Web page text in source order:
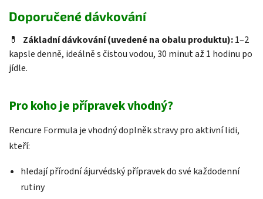
Doporučené dávkování
💊 Základní dávkování (uvedené na obalu produktu):1–2
kapsle denně, ideálně s čistou vodou, 30 minut až 1 hodinu po
jídle.
Pro koho je přípravek vhodný?
Rencure Formula je vhodný doplněk stravy pro aktivní lidi,
kteří:
hledají přírodní ájurvédský přípravek do své každodenní
rutiny